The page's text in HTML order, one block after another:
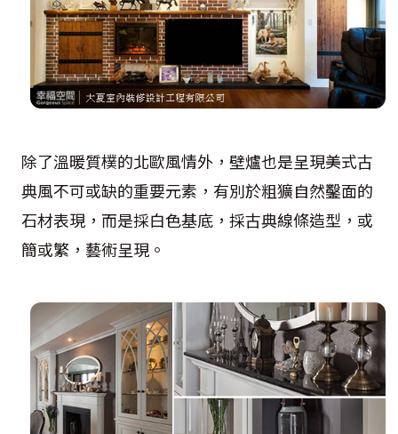
除了溫暖質樸的北歐風情外，壁爐也是呈現美式古
典風不可或缺的重要元素，有別於粗獷自然鑿面的
石材表現，而是採白色基底，採古典線條造型，或
簡或繁，藝術呈現。